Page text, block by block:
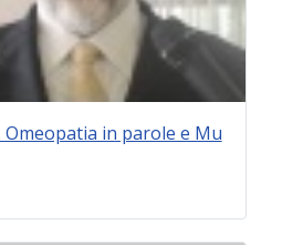
in parole e Mu